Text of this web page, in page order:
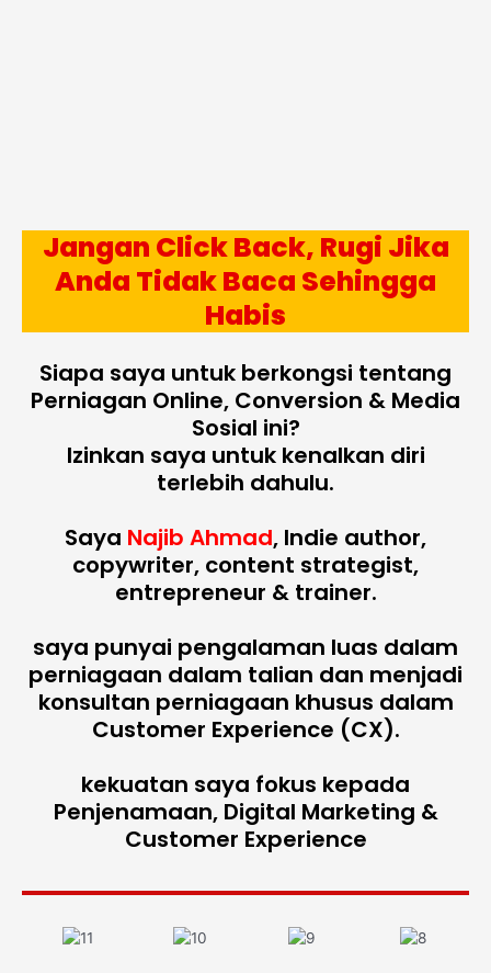
Jangan Click Back, Rugi Jika
Anda Tidak Baca Sehingga
Habis
Siapa saya untuk berkongsi tentang
Perniagan Online, Conversion & Media
Sosial ini?
Izinkan saya untuk kenalkan diri
terlebih dahulu.
Saya Najib Ahmad, Indie author,
copywriter, content strategist,
entrepreneur & trainer.
saya punyai pengalaman luas dalam
perniagaan dalam talian dan menjadi
konsultan perniagaan khusus dalam
Customer Experience (CX).
kekuatan saya fokus kepada
Penjenamaan, Digital Marketing &
Customer Experience